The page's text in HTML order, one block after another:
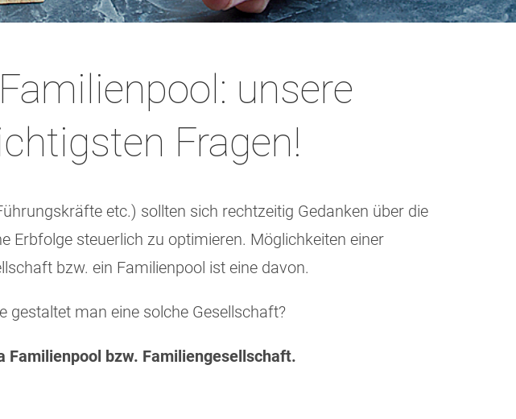
unsere
Fragen!
etc.) sollten sich rechtzeitig Gedanken über die
Erbfolge steuerlich zu optimieren. Möglichkeiten einer
bzw. ein Familienpool ist eine davon.
gestaltet man eine solche Gesellschaft?
Familienpool bzw. Familiengesellschaft.